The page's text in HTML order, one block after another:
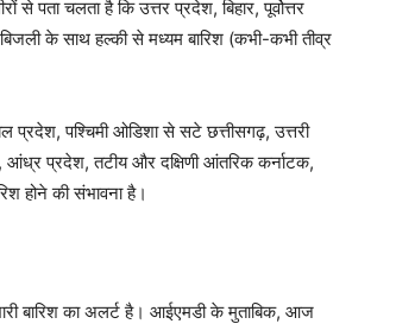
पता चलता है कि उत्तर प्रदेश, बिहार, पूर्वोत्तर
के साथ हल्की से मध्यम बारिश (कभी-कभी तीव्र
प्रदेश, पश्चिमी ओडिशा से सटे छत्तीसगढ़, उत्तरी
आंध्र प्रदेश, तटीय और दक्षिणी आंतरिक कर्नाटक,
होने की संभावना है।
बारिश का अलर्ट है। आईएमडी के मुताबिक, आज